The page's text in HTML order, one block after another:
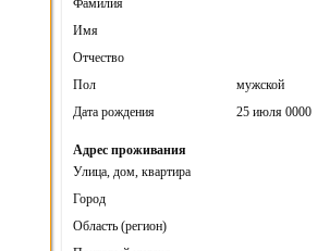
Фамилия
Имя
Отчество
Пол
мужской
Дата рождения
25 июля 0000
Адрес проживания
Улица, дом, квартира
Город
Область (регион)